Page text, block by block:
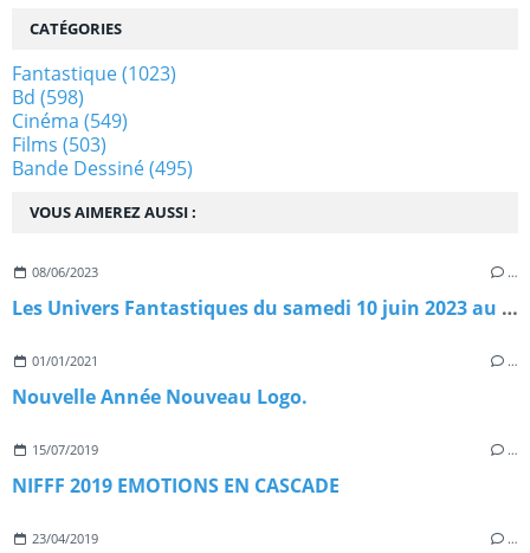
VOUS AIMEREZ AUSSI :
08/06/2023 …
Les Univers Fantastiques du samedi 10 juin 2023 au dimanche 11 juin 2023
01/01/2021 …
Nouvelle Année Nouveau Logo.
15/07/2019 …
NIFFF 2019 EMOTIONS EN CASCADE
23/04/2019 …
CATÉGORIES
Fantastique(1023)
Bd (598)
Cinéma (549)
Films (503)
Bande Dessiné(495)